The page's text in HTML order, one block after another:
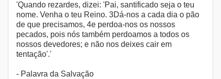
'Quando rezardes, dizei: 'Pai, santificado seja o teu
nome. Venha o teu Reino. 3Dá-nos a cada dia o pão
de que precisamos, 4e perdoa-nos os nossos
pecados, pois nós também perdoamos a todos os
nossos devedores; e não nos deixes cair em
tentação'.'
- Palavra da Salvação